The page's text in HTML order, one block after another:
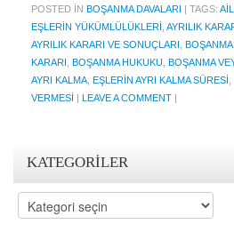
Kıdem Tazminatı Hesaplama
Fazla Mesai Hesaplama
İşsizlik Maaşı Hesaplama
Çerez ve Gizlilik Politikası
POSTED IN BOŞANMA DAVALARI | TAGS:
EŞLERIN YÜKÜMLÜLÜKLERI AYRILIK
AYRILIK KARARI VE SONUÇLARI
KARARI BOŞANMA HUKUKU BOŞANMA
AYRI KALMA EŞLERIN AYRI KALMA SÜRESI
VERMESI | LEAVE A COMMENT |
KATEGORILER
Kategoriler